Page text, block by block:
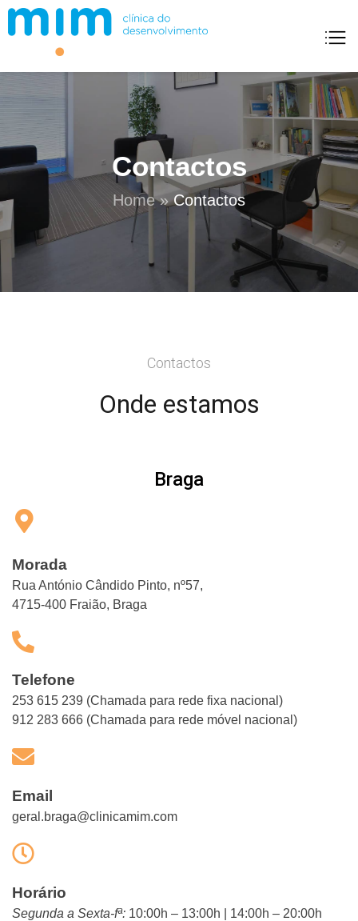
Contactos
Home»Contactos
Contactos
Onde estamos
Braga
Morada
Rua António Cândido Pinto, nº57,
4715-400 Fraião, Braga
Telefone
253 615 239 (Chamada para rede fixa nacional)
912 283 666 (Chamada para rede móvel nacional)
Email
geral.braga@clinicamim.com
Horário
Segunda a Sexta-fª: 10:00h – 13:00h | 14:00h – 20:00h